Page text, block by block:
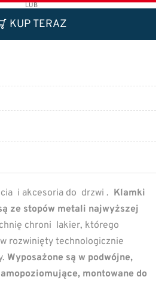
LUB
KUP TERAZ
i akcesoria do drzwi . Klamki
ze stopów metali najwyższej
chroni lakier, którego
rozwinięty technologicznie
Wyposażone są w podwójne,
montowane do